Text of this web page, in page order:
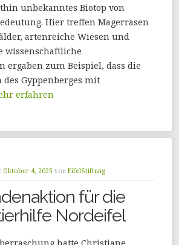
unbekanntes Biotop von
Hier treffen Magerrasen
artenreiche Wiesen und
wissenschaftliche
ergaben zum Beispiel, dass die
des Gyppenberges mit
erfahren
Oktober 4, 2025 von EifelStiftung
für die
Nordeifel